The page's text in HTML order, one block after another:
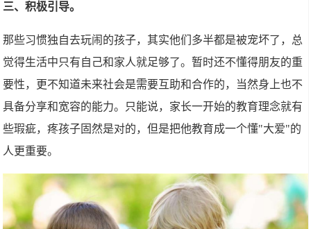
三、积极引导。
那些习惯独自去玩闹的孩子，其实他们多半都是被宠坏了，总
觉得生活中只有自己和家人就足够了。暂时还不懂得朋友的重
要性，更不知道未来社会是需要互助和合作的，当然身上也不
具备分享和宽容的能力。只能说，家长一开始的教育理念就有
些瑕疵，疼孩子固然是对的，但是把他教育成一个懂"大爱"的
人更重要。